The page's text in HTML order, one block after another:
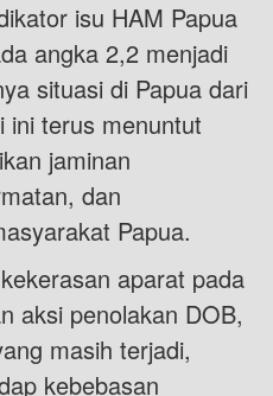
isu HAM Papua
angka 2,2 menjadi
situasi di Papua dari
ini terus menuntut
jaminan
dan
Papua.
aparat pada
aksi penolakan DOB,
masih terjadi,
kebebasan